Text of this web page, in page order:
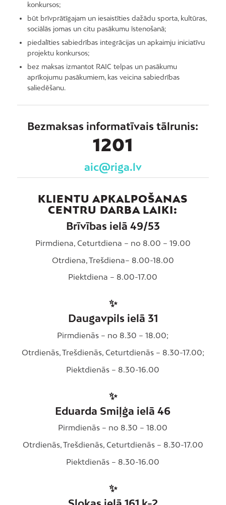
konkursos;
būt brīvprātīgajam un iesaistīties dažādu sporta, kultūras,
sociālās jomas un citu pasākumu īstenošanā;
piedalīties sabiedrības integrācijas un apkaimju iniciatīvu
projektu konkursos;
bez maksas izmantot RAIC telpas un pasākumu
aprīkojumu pasākumiem, kas veicina sabiedrības
saliedēšanu.
Bezmaksas informatīvais tālrunis:
1201
aic@riga.lv
KLIENTU APKALPOŠANAS
CENTRU DARBA LAIKI:
Brīvības ielā 49/53
Pirmdiena, Ceturtdiena – no 8.00 – 19.00
Otrdiena, Trešdiena– 8.00-18.00
Piektdiena – 8.00-17.00
✨
Daugavpils ielā 31
Pirmdienās – no 8.30 – 18.00;
Otrdienās, Trešdienās, Ceturtdienās – 8.30-17.00;
Piektdienās – 8.30-16.00
✨
Eduarda Smiļģa ielā 46
Pirmdienās – no 8.30 – 18.00
Otrdienās, Trešdienās, Ceturtdienās – 8.30-17.00
Piektdienās – 8.30-16.00
✨